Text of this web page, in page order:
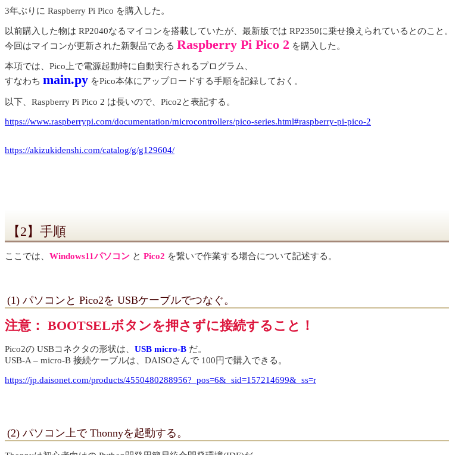
3年ぶりに Raspberry Pi Pico を購入した。
以前購入した物は RP2040なるマイコンを搭載していたが、最新版では RP2350に乗せ換えられているとのこと。
今回はマイコンが更新された新製品である Raspberry Pi Pico 2 を購入した。
本項では、Pico上で電源起動時に自動実行されるプログラム、
すなわち main.py をPico本体にアップロードする手順を記録しておく。
以下、Raspberry Pi Pico 2 は長いので、Pico2と表記する。
https://www.raspberrypi.com/documentation/microcontrollers/pico-series.html#raspberry-pi-pico-2
https://akizukidenshi.com/catalog/g/g129604/
【2】手順
ここでは、 Windows11パソコン と Pico2 を繋いで作業する場合について記述する。
(1) パソコンと Pico2を USBケーブルでつなぐ。
注意： BOOTSELボタンを押さずに接続すること！
Pico2の USBコネクタの形状は、 USB micro-B だ。
USB-A – micro-B 接続ケーブルは、DAISOさんで 100円で購入できる。
https://jp.daisonet.com/products/4550480288956?_pos=6&_sid=157214699&_ss=r
(2) パソコン上で Thonnyを起動する。